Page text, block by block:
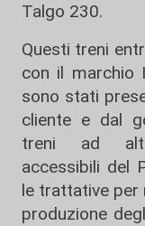
Talgo 230.
Questi treni
con il marchio
sono stati
cliente e dal
treni ad
accessibili del
le trattative per
produzione